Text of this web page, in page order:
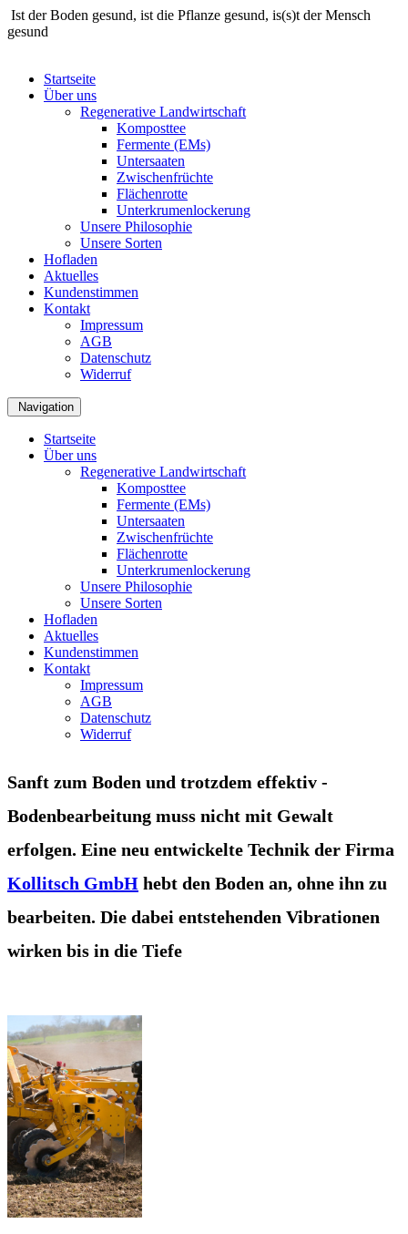
Ist der Boden gesund, ist die Pflanze gesund, is(s)t der Mensch
gesund
Startseite
Über uns
Regenerative Landwirtschaft
Komposttee
Fermente (EMs)
Untersaaten
Zwischenfrüchte
Flächenrotte
Unterkrumenlockerung
Unsere Philosophie
Unsere Sorten
Hofladen
Aktuelles
Kundenstimmen
Kontakt
Impressum
AGB
Datenschutz
Widerruf
Navigation
Startseite
Über uns
Regenerative Landwirtschaft
Komposttee
Fermente (EMs)
Untersaaten
Zwischenfrüchte
Flächenrotte
Unterkrumenlockerung
Unsere Philosophie
Unsere Sorten
Hofladen
Aktuelles
Kundenstimmen
Kontakt
Impressum
AGB
Datenschutz
Widerruf
Sanft zum Boden und trotzdem effektiv -
Bodenbearbeitung muss nicht mit Gewalt
erfolgen. Eine neu entwickelte Technik der Firma
Kollitsch GmbH hebt den Boden an, ohne ihn zu
bearbeiten. Die dabei entstehenden Vibrationen
wirken bis in die Tiefe